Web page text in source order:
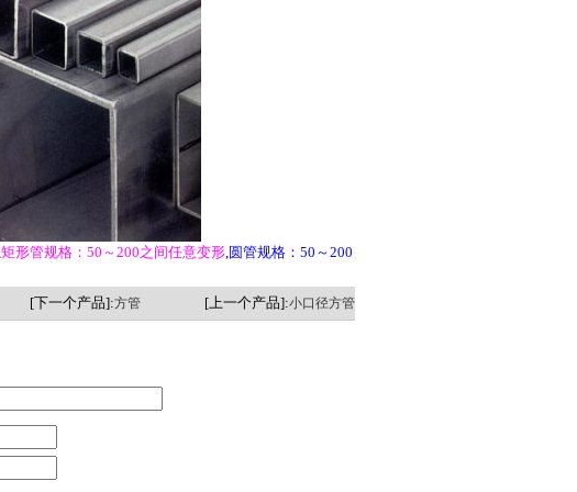
矩形管规格：50～200之间任意变形 圆管规格：50～200
[下一个产品]:方管 [上一个产品]:小口径方管